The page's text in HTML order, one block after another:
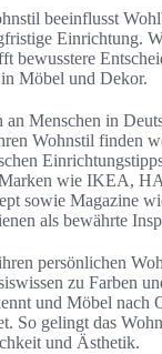
beeinflusst
Einrichtung.
bewusstere
Möbel und Dekor.
an Menschen in
Wohnstil finden
wie IKEA,
sowie Magazine
als bewährte
persönlichen
zu Farben
und Möbel nach
So gelingt das
und Ästhetik.